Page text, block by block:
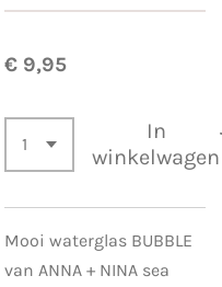
€ 9,95
In
winkelwagen
Mooi waterglas BUBBLE
van ANNA + NINA sea